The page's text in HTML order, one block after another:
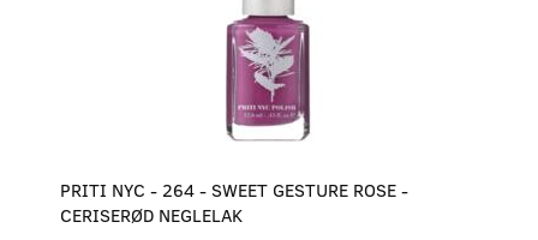
PRITI NYC - 264 - SWEET GESTURE ROSE -
CERISERØD NEGLELAK